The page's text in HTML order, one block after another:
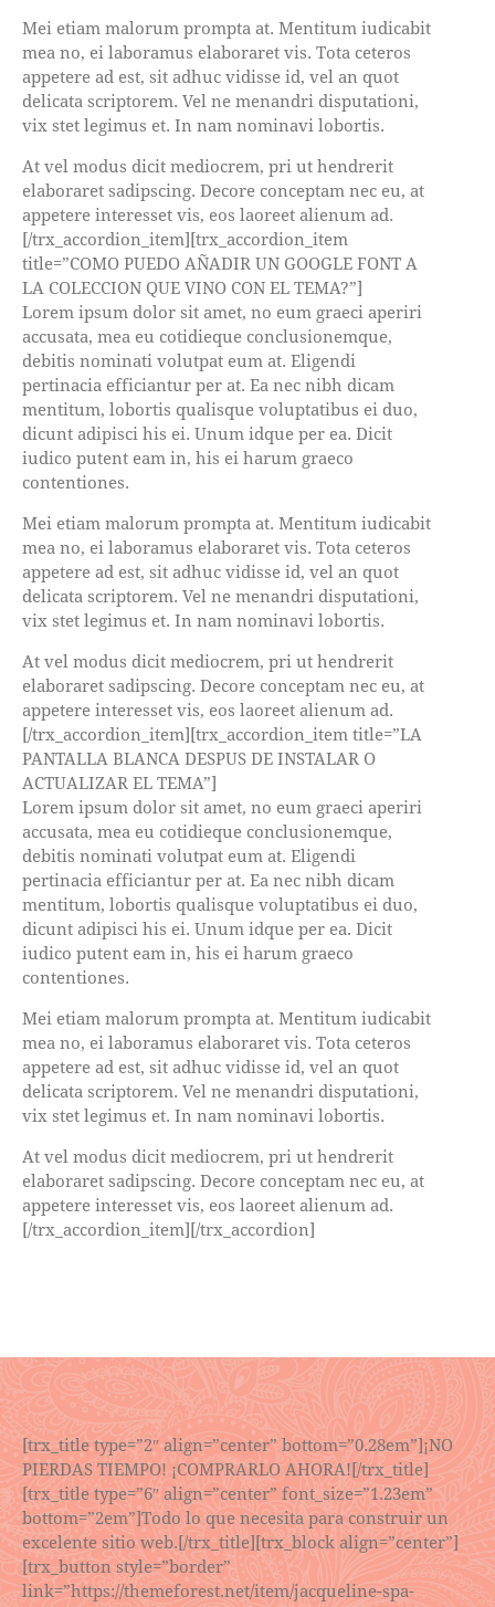
Mei etiam malorum prompta at. Mentitum iudicabit
mea no, ei laboramus elaboraret vis. Tota ceteros
appetere ad est, sit adhuc vidisse id, vel an quot
delicata scriptorem. Vel ne menandri disputationi,
vix stet legimus et. In nam nominavi lobortis.
At vel modus dicit mediocrem, pri ut hendrerit
elaboraret sadipscing. Decore conceptam nec eu, at
appetere interesset vis, eos laoreet alienum ad.
[/trx_accordion_item][trx_accordion_item
title=”COMO PUEDO AÑADIR UN GOOGLE FONT A
LA COLECCION QUE VINO CON EL TEMA?”]
Lorem ipsum dolor sit amet, no eum graeci aperiri
accusata, mea eu cotidieque conclusionemque,
debitis nominati volutpat eum at. Eligendi
pertinacia efficiantur per at. Ea nec nibh dicam
mentitum, lobortis qualisque voluptatibus ei duo,
dicunt adipisci his ei. Unum idque per ea. Dicit
iudico putent eam in, his ei harum graeco
contentiones.
Mei etiam malorum prompta at. Mentitum iudicabit
mea no, ei laboramus elaboraret vis. Tota ceteros
appetere ad est, sit adhuc vidisse id, vel an quot
delicata scriptorem. Vel ne menandri disputationi,
vix stet legimus et. In nam nominavi lobortis.
At vel modus dicit mediocrem, pri ut hendrerit
elaboraret sadipscing. Decore conceptam nec eu, at
appetere interesset vis, eos laoreet alienum ad.
[/trx_accordion_item][trx_accordion_item title=”LA
PANTALLA BLANCA DESPUS DE INSTALAR O
ACTUALIZAR EL TEMA”]
Lorem ipsum dolor sit amet, no eum graeci aperiri
accusata, mea eu cotidieque conclusionemque,
debitis nominati volutpat eum at. Eligendi
pertinacia efficiantur per at. Ea nec nibh dicam
mentitum, lobortis qualisque voluptatibus ei duo,
dicunt adipisci his ei. Unum idque per ea. Dicit
iudico putent eam in, his ei harum graeco
contentiones.
Mei etiam malorum prompta at. Mentitum iudicabit
mea no, ei laboramus elaboraret vis. Tota ceteros
appetere ad est, sit adhuc vidisse id, vel an quot
delicata scriptorem. Vel ne menandri disputationi,
vix stet legimus et. In nam nominavi lobortis.
At vel modus dicit mediocrem, pri ut hendrerit
elaboraret sadipscing. Decore conceptam nec eu, at
appetere interesset vis, eos laoreet alienum ad.
[/trx_accordion_item][/trx_accordion]
[trx_title type=”2″ align=”center” bottom=”0.28em”]¡NO
PIERDAS TIEMPO! ¡COMPRARLO AHORA![/trx_title]
[trx_title type=”6″ align=”center” font_size=”1.23em”
bottom=”2em”]Todo lo que necesita para construir un
excelente sitio web.[/trx_title][trx_block align=”center”]
[trx_button style=”border”
link=”https://themeforest.net/item/jacqueline-spa-